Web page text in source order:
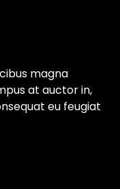
magna
at auctor in,
eu feugiat